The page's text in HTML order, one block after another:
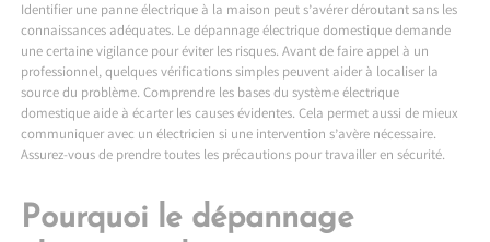
Identifier une panne électrique à la maison peut s’avérer déroutant sans les
connaissances adéquates. Le dépannage électrique domestique demande
une certaine vigilance pour éviter les risques. Avant de faire appel à un
professionnel, quelques vérifications simples peuvent aider à localiser la
source du problème. Comprendre les bases du système électrique
domestique aide à écarter les causes évidentes. Cela permet aussi de mieux
communiquer avec un électricien si une intervention s’avère nécessaire.
Assurez-vous de prendre toutes les précautions pour travailler en sécurité.
Pourquoi le dépannage